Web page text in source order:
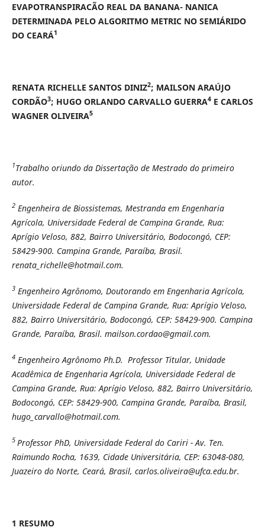
EVAPOTRANSPIRACÃO REAL DA BANANA- NANICA
DETERMINADA PELO ALGORITMO METRIC NO SEMIÁRIDO
DO CEARÁ1
RENATA RICHELLE SANTOS DINIZ2; MAILSON ARAÚJO
CORDÃO3; HUGO ORLANDO CARVALLO GUERRA4E CARLOS
WAGNER OLIVEIRA5
1Trabalho oriundo da Dissertação de Mestrado do primeiro
autor.
2Engenheira de Biossistemas, Mestranda em Engenharia
Agrícola, Universidade Federal de Campina Grande, Rua:
Aprígio Veloso, 882, Bairro Universitário, Bodocongó, CEP:
58429-900. Campina Grande, Paraíba, Brasil.
renata_richelle@hotmail.com.
3Engenheiro Agrônomo, Doutorando em Engenharia Agrícola,
Universidade Federal de Campina Grande, Rua: Aprígio Veloso,
882, Bairro Universitário, Bodocongó, CEP: 58429-900. Campina
Grande, Paraíba, Brasil. mailson.cordao@gmail.com.
4Engenheiro Agrônomo Ph.D. Professor Titular, Unidade
Acadêmica de Engenharia Agrícola, Universidade Federal de
Campina Grande, Rua: Aprígio Veloso, 882, Bairro Universitário,
Bodocongó, CEP: 58429-900, Campina Grande, Paraíba, Brasil,
hugo_carvallo@hotmail.com.
5 Professor PhD, Universidade Federal do Cariri - Av. Ten.
Raimundo Rocha, 1639, Cidade Universitária, CEP: 63048-080,
Juazeiro do Norte, Ceará, Brasil, carlos.oliveira@ufca.edu.br.
1 RESUMO